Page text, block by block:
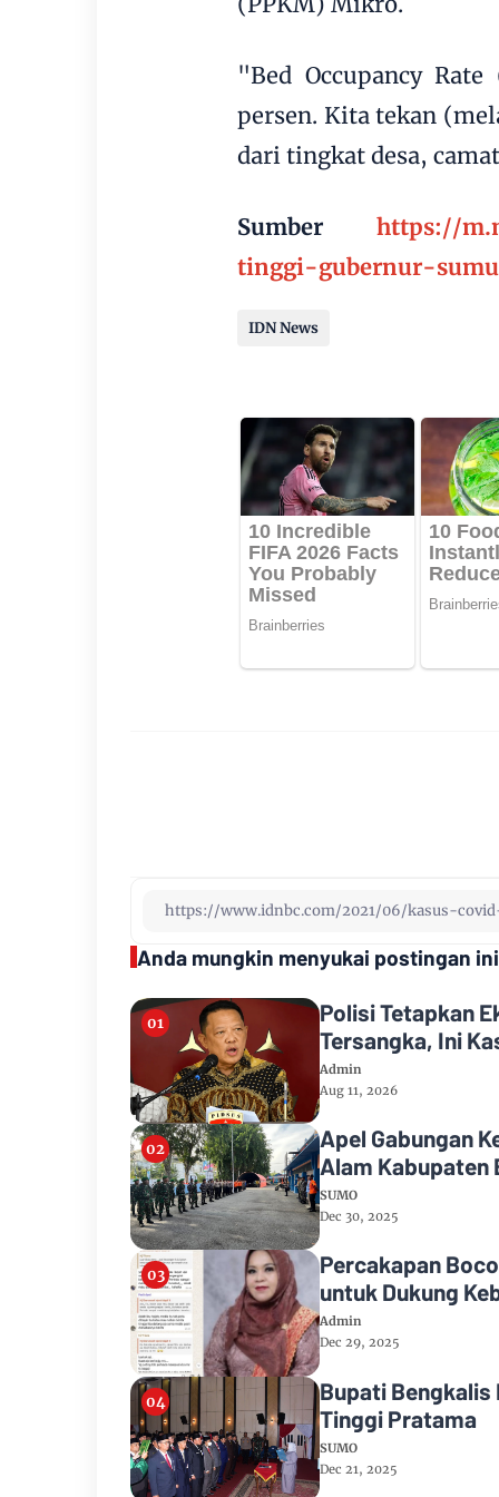
"Bed Occupancy
persen. Kita tekan
dari tingkat desa,
Sumber https://
tinggi-gubernur-
IDN News
Anda mungkin menyukai postingan ini
Polisi Tetapkan
Tersangka, Ini
Admin
Aug 11, 2026
Apel Gabungan
Alam Kabupaten
SUMO
Dec 30, 2025
Percakapan
untuk Dukung
Admin
Dec 29, 2025
Bupati Bengkalis
Tinggi Pratama
SUMO
Dec 21, 2025